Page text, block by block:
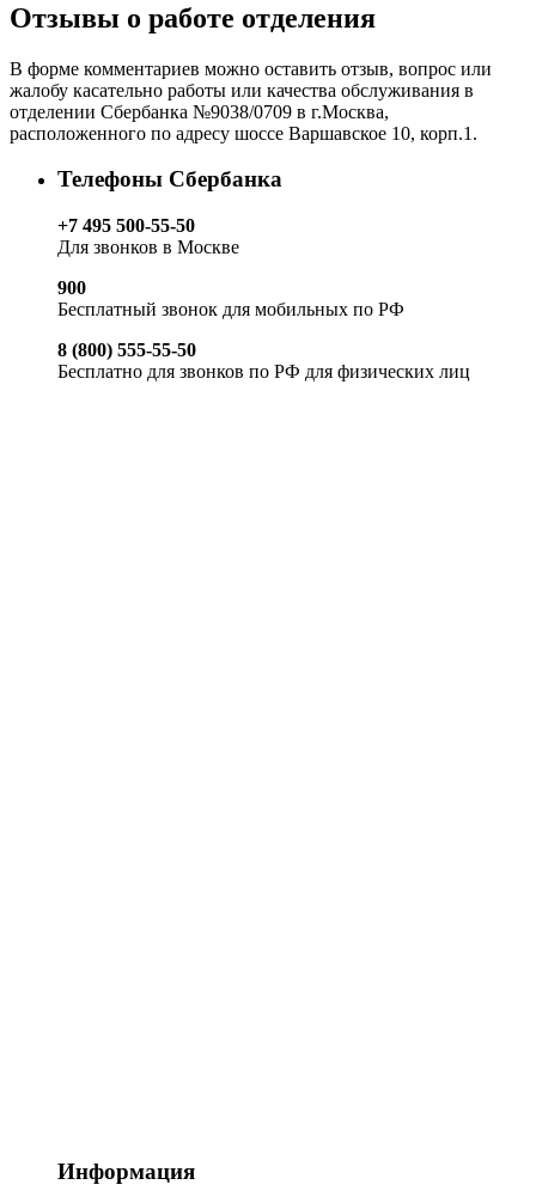
Отзывы о работе отделения
В форме комментариев можно оставить отзыв, вопрос или
жалобу касательно работы или качества обслуживания в
отделении Сбербанка №9038/0709 в г.Москва,
расположенного по адресу шоссе Варшавское 10, корп.1.
Телефоны Сбербанка
+7 495 500-55-50
Для звонков в Москве
900
Бесплатный звонок для мобильных по РФ
8 (800) 555-55-50
Бесплатно для звонков по РФ для физических лиц
Информация